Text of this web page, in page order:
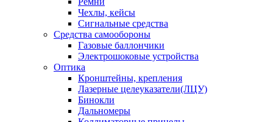
Чехлы, кейсы
Сигнальные средства
Средства самообороны
Газовые баллончики
Электрошоковые устройства
Оптика
Кронштейны, крепления
Лазерные целеуказатели(ЛЦУ)
Бинокли
Дальномеры